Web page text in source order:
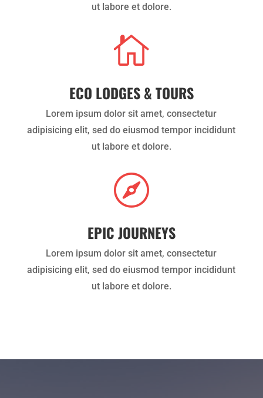
ut labore et dolore.

ECO LODGES & TOURS
Lorem ipsum dolor sit amet, consectetur
adipisicing elit, sed do eiusmod tempor incididunt
ut labore et dolore.

EPIC JOURNEYS
Lorem ipsum dolor sit amet, consectetur
adipisicing elit, sed do eiusmod tempor incididunt
ut labore et dolore.